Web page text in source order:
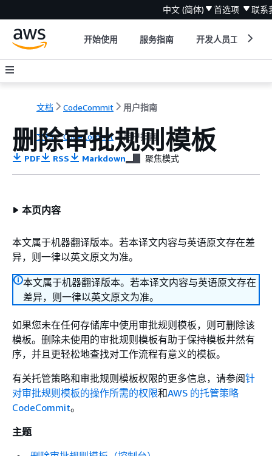
中文 (简体) 首选项 联系
开始使用 服务指南 开发人员工具
文档 CodeCommit 用户指南
文档 CodeCommit 用户指南
删除审批规则模板
PDF RSS Markdown 聚焦模式
本页内容
本文属于机器翻译版本。若本译文内容与英语原文存在差
异，则一律以英文原文为准。
本文属于机器翻译版本。若本译文内容与英语原文存在
差异，则一律以英文原文为准。
如果您未在任何存储库中使用审批规则模板，则可删除该
模板。删除未使用的审批规则模板有助于保持模板井然有
序，并且更轻松地查找对工作流程有意义的模板。
有关托管策略和审批规则模板权限的更多信息，请参阅针
对审批规则模板的操作所需的权限和AWS 的托管策略
CodeCommit。
主题